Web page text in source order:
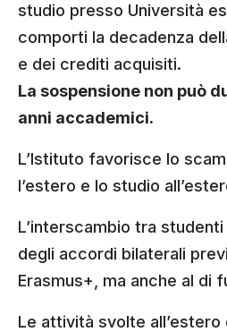
studio presso Università
comporti la decadenza
e dei crediti acquisiti.
La sospensione non può
anni accademici.
L’Istituto favorisce lo
l’estero e lo studio
L’interscambio tra studenti
degli accordi bilaterali
Erasmus+, ma anche al di
Le attività svolte all’estero